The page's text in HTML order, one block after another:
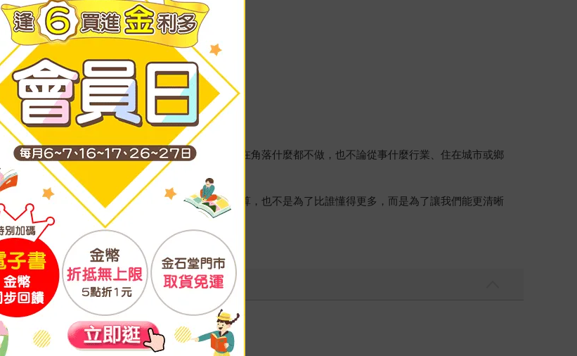
體最有益的決定。
人生也沒有幫助。
都與那廂的纏繞糾葛密不可分。就算我們只是站在角落什麼都不做，也不論從事什麼行業、住在城市或鄉
的生活。
將故事帶往全新方向。讀國際新聞不是為了當神算，也不是為了比誰懂得更多，而是為了讓我們能更清晰